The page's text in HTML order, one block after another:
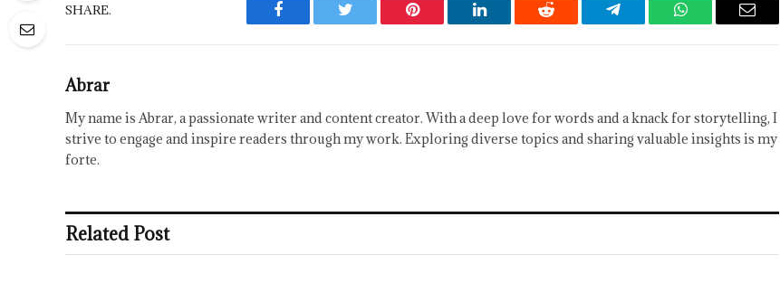
SHARE.
Facebook Twitter Pinterest LinkedIn Reddit Telegram WhatsAppEmail
Abrar
My name is Abrar, a passionate writer and content creator. With a deep love for words and a knack for storytelling, I
strive to engage and inspire readers through my work. Exploring diverse topics and sharing valuable insights is my
forte.
Related Post